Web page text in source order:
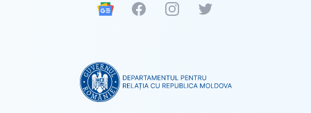
Google News
FacebookInstagramTwitter